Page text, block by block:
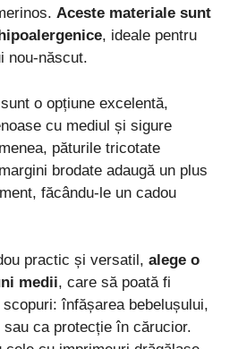
Aceste materiale sunt
, ideale pentru
nou-născut.
o opțiune excelentă,
cu mediul și sigure
păturile tricotate
brodate adaugă un plus
făcându-le un cadou
practic și versatil, alege o
medii, care să poată fi
înfășarea bebelușului,
ca protecție în cărucior.